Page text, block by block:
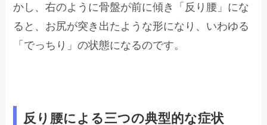
かし、右のように骨盤が前に傾き「反り腰」にな
ると、お尻が突き出たような形になり、いわゆる
「でっちり」の状態になるのです。
反り腰による三つの典型的な症状